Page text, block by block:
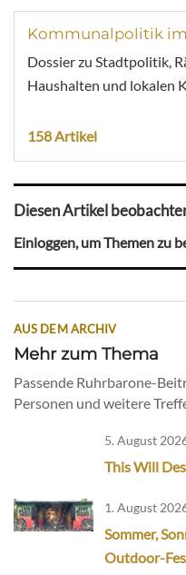
Kommunalpolitik
Dossier zu Stadtpolitik,
Haushalten und lokalen
158 Artikel
Diesen Artikel
Einloggen, um Themen zu
AUS DEM ARCHIV
Mehr zum Thema
Passende Ruhrbarone-
Personen und weitere
5. August
This Will
1. August
Sommer,
Outdoor-